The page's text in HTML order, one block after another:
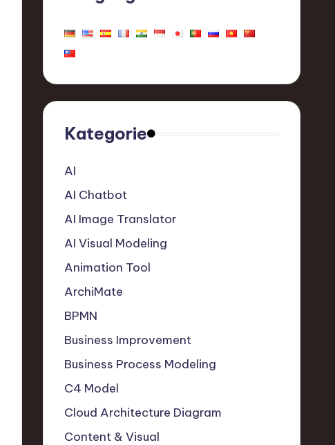
Kategorie
AI
AI Chatbot
AI Image Translator
AI Visual Modeling
Animation Tool
ArchiMate
BPMN
Business Improvement
Business Process Modeling
C4 Model
Cloud Architecture Diagram
Content & Visual